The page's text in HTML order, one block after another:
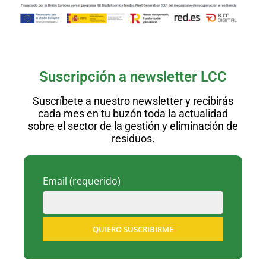
Suscripción a newsletter LCC
Suscríbete a nuestro newsletter y recibirás
cada mes en tu buzón toda la actualidad
sobre el sector de la gestión y eliminación de
residuos.
Email (requerido)